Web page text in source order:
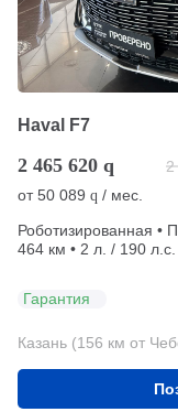
Haval F7
2 465 620 q 2
от50 089 q / мес.
Роботизированная •
464 км • 2 л. / 190 л.с.
Гарантия
Казань (156 км от